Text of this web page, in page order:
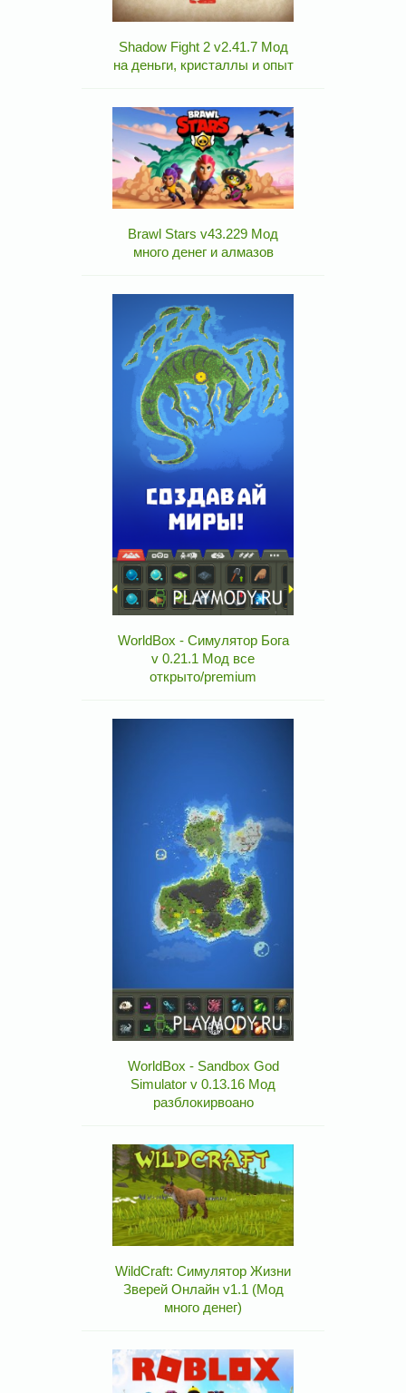
Shadow Fight 2 v2.41.7 Мод
на деньги, кристаллы и опыт
Brawl Stars v43.229 Мод
много денег и алмазов
WorldBox - Симулятор Бога
v 0.21.1 Мод все
открыто/premium
WorldBox - Sandbox God
Simulator v 0.13.16 Мод
разблокирвоано
WildCraft: Симулятор Жизни
Зверей Онлайн v1.1 (Мод
много денег)